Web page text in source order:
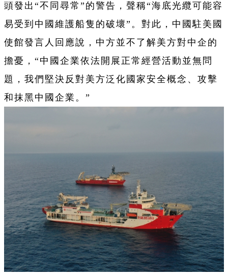
頭發出“不同尋常”的警告，聲稱“海底光纜可能容
易受到中國維護船隻的破壞”。對此，中國駐美國
使館發言人回應說，中方並不了解美方對中企的
擔憂，“中國企業依法開展正常經營活動並無問
題，我們堅決反對美方泛化國家安全概念、攻擊
和抹黑中國企業。”